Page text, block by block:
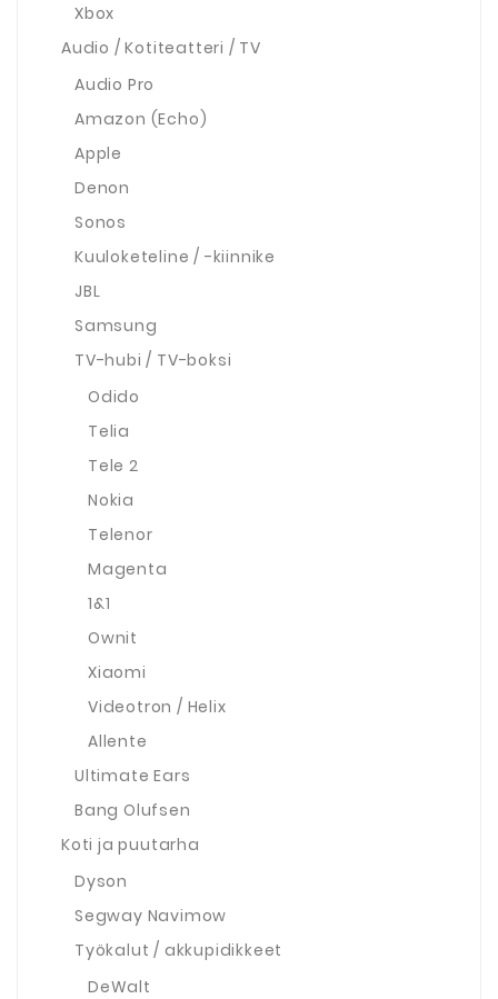
Xbox
Audio / Kotiteatteri / TV
Audio Pro
Amazon (Echo)
Apple
Denon
Sonos
Kuuloketeline / -kiinnike
JBL
Samsung
TV-hubi / TV-boksi
Odido
Telia
Tele 2
Nokia
Telenor
Magenta
1&1
Ownit
Xiaomi
Videotron / Helix
Allente
Ultimate Ears
Bang Olufsen
Koti ja puutarha
Dyson
Segway Navimow
Työkalut / akkupidikkeet
DeWalt